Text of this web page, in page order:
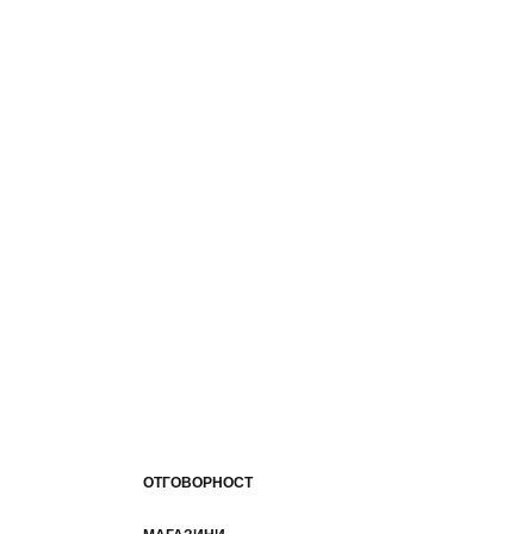
ОТГОВОРНОСТ